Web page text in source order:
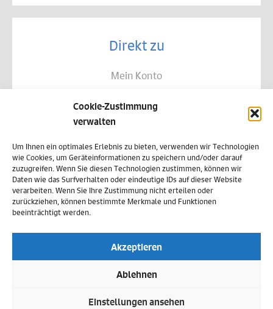
Cookie-Zustimmung
verwalten
Um Ihnen ein optimales Erlebnis zu bieten, verwenden wir Technologien
wie Cookies, um Geräteinformationen zu speichern und/oder darauf
zuzugreifen. Wenn Sie diesen Technologien zustimmen, können wir
Daten wie das Surfverhalten oder eindeutige IDs auf dieser Website
verarbeiten. Wenn Sie Ihre Zustimmung nicht erteilen oder
zurückziehen, können bestimmte Merkmale und Funktionen
beeinträchtigt werden.
Akzeptieren
Ablehnen
Einstellungen ansehen
Direkt zu
Mein Konto
Allgemeine Geschäftsbedingungen
Datenschutz
Widerruf
Zahlungsweisen
Versand & Lieferung
Cookie-Richtlinie (EU)
Vertrag widerrufen